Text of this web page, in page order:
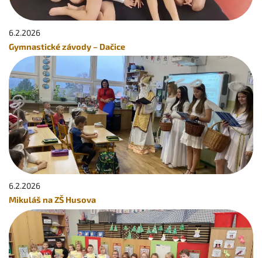
6.2.2026
Gymnastické závody – Dačice
6.2.2026
Mikuláš na ZŠ Husova